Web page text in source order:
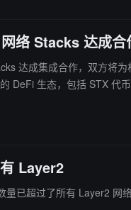
络 Stacks 达成合
集成合作，双方将为机构
DeFi 生态，包括 STX
Layer2
已超过了所有 Layer2 网络